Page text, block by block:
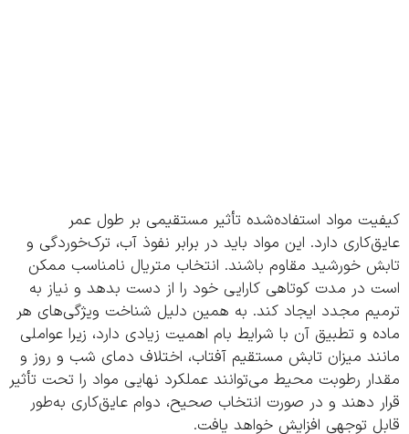
مواد استفاده‌شده تأثیر مستقیمی بر طول عمر
دارد. این مواد باید در برابر نفوذ آب، ترک‌خوردگی و
خورشید مقاوم باشند. انتخاب متریال نامناسب ممکن
در مدت کوتاهی کارایی خود را از دست بدهد و نیاز به
مجدد ایجاد کند. به همین دلیل شناخت ویژگی‌های هر
و تطبیق آن با شرایط بام اهمیت زیادی دارد، زیرا عواملی
میزان تابش مستقیم آفتاب، اختلاف دمای شب و روز و
رطوبت محیط می‌توانند عملکرد نهایی مواد را تحت تأثیر
دهند و در صورت انتخاب صحیح، دوام عایق‌کاری به‌طور
توجهی افزایش خواهد یافت.